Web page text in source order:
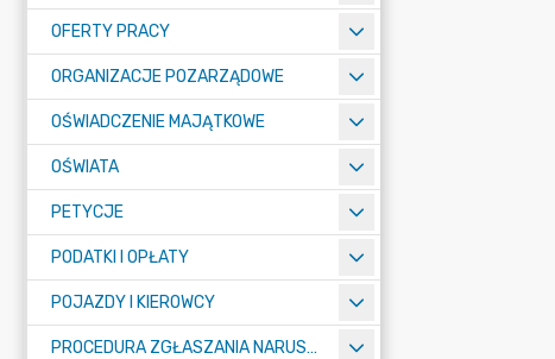
OFERTY PRACY
ORGANIZACJE POZARZĄDOWE
OŚWIADCZENIE MAJĄTKOWE
OŚWIATA
PETYCJE
PODATKI I OPŁATY
POJAZDY I KIEROWCY
PROCEDURA ZGŁASZANIA NARUSZEŃ PRAWA